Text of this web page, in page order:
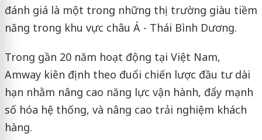
đánh giá là một trong những thị trường giàu tiềm
năng trong khu vực châu Á - Thái Bình Dương.
Trong gần 20 năm hoạt động tại Việt Nam,
Amway kiên định theo đuổi chiến lược đầu tư dài
hạn nhằm nâng cao năng lực vận hành, đẩy mạnh
số hóa hệ thống, và nâng cao trải nghiệm khách
hàng.